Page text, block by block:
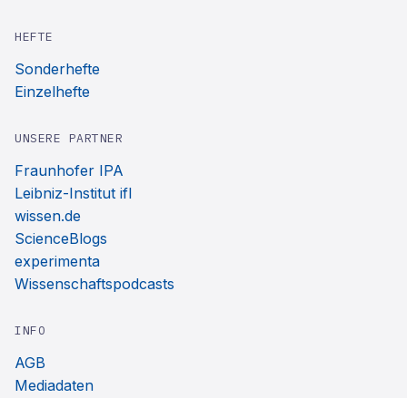
HEFTE
Sonderhefte
Einzelhefte
UNSERE PARTNER
Fraunhofer IPA
Leibniz-Institut ifl
wissen.de
ScienceBlogs
experimenta
Wissenschaftspodcasts
INFO
AGB
Mediadaten